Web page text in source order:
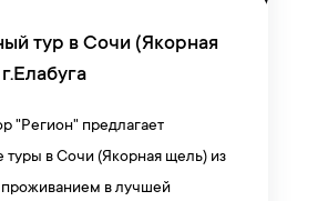
тур в Сочи (Якорная
"Регион" предлагает
туры в Сочи (Якорная щель) из
проживанием в лучшей